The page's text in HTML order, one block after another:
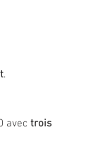
.
avec trois